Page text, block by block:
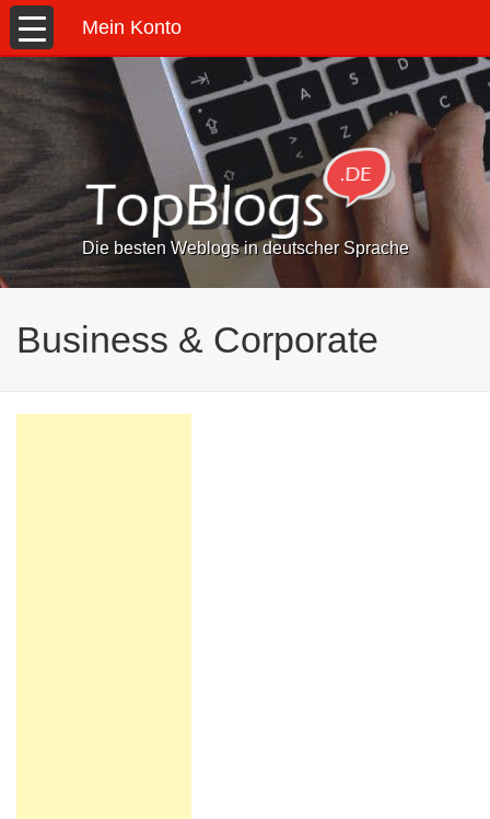
Mein Konto
Die besten Weblogs in deutscher Sprache
Business & Corporate